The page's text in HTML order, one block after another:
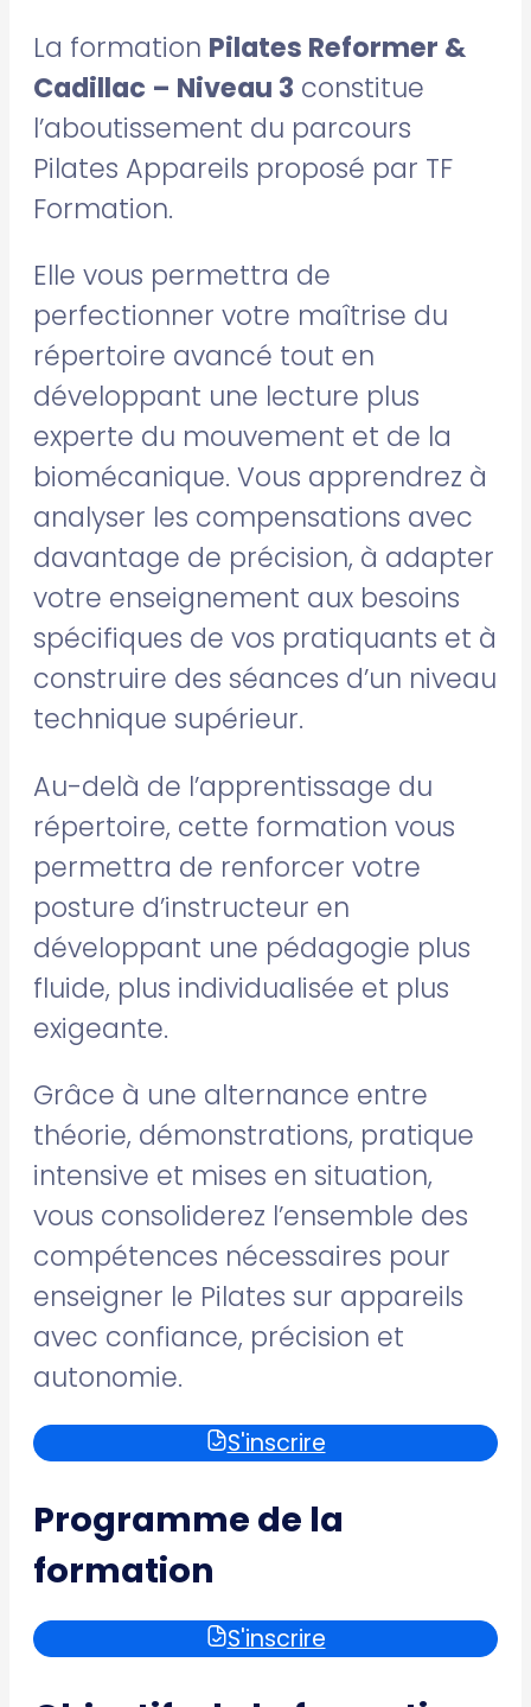
La formation Pilates Reformer &
Cadillac – Niveau 3 constitue
l’aboutissement du parcours
Pilates Appareils proposé par TF
Formation.
Elle vous permettra de
perfectionner votre maîtrise du
répertoire avancé tout en
développant une lecture plus
experte du mouvement et de la
biomécanique. Vous apprendrez à
analyser les compensations avec
davantage de précision, à adapter
votre enseignement aux besoins
spécifiques de vos pratiquants et à
construire des séances d’un niveau
technique supérieur.
Au-delà de l’apprentissage du
répertoire, cette formation vous
permettra de renforcer votre
posture d’instructeur en
développant une pédagogie plus
fluide, plus individualisée et plus
exigeante.
Grâce à une alternance entre
théorie, démonstrations, pratique
intensive et mises en situation,
vous consoliderez l’ensemble des
compétences nécessaires pour
enseigner le Pilates sur appareils
avec confiance, précision et
autonomie.
S'inscrire
Programme de la
formation
S'inscrire